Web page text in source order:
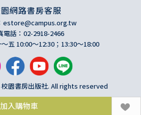
網路書房客服
estore@campus.org.tw
電話：02-2918-2466
五 10:00～12:30；13:30～18:00
園書房出版社. All rights reserved
入購物車